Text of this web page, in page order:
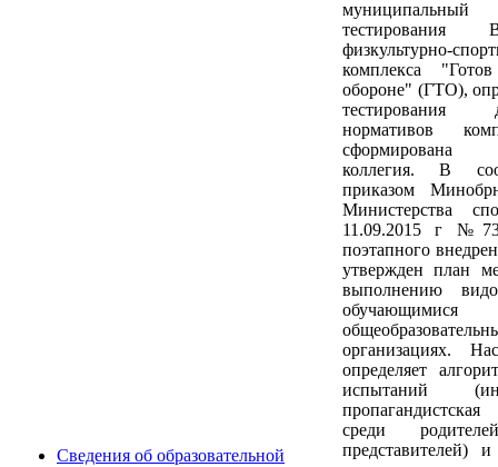
Сведения об образовательной
тестирования
физкультурно-
комплекса
обороне" (ГТО),
нормативов
коллегия. В
приказом
Министерства
11.09.2015 г
поэтапного
утвержден план
выполнению
организациях.
определяет
испытаний
среди
представителей)